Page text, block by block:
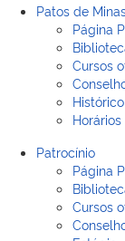
Patos de
Página
Cursos
Histórico
Patrocínio
Página
Cursos